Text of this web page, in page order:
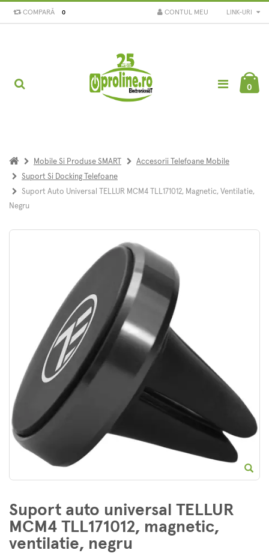
COMPARĂ 0 LINK-URI
CONTUL MEU
0
Mobile Si Produse SMART
Accesorii Telefoane Mobile
Suport Si Docking Telefoane
Suport Auto Universal TELLUR MCM4 TLL171012, Magnetic, Ventilatie,
Negru
Suport auto universal TELLUR
MCM4 TLL171012, magnetic,
ventilatie, negru